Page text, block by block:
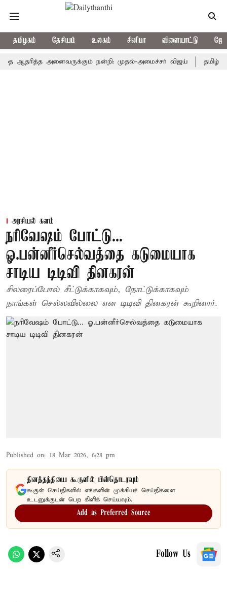
தமிழகம் தேசியம் உலகம் சினிமா விளையாட்டு
அனைவருக்கும் நன்றி: முதல்-அமைச்சர் விஜய் தமிழ்த்தாய்
அரசியல் களம்
நரிவேஷம் போட்டு...
ஓ.பன்னீர்செல்வத்தை கடுமையாக
சாடிய டிடிவி தினகரன்
சிலரைப்போல் சீட்டுக்காகவும், நோட்டுக்காகவும்
நாங்கள் செல்லவில்லை என டிடிவி தினகரன் கூறினார்.
Published on: 18 Mar 2026, 6:28 pm
தினத்தந்தியை கூகுளில் பின்தொடரவும்
கூகுள் செய்திகளில் எங்களின் முக்கியச் செய்திகளை
உடனுக்குடன் பெற கிளிக் செய்யவும்.
Add as Preferred Source
Follow Us